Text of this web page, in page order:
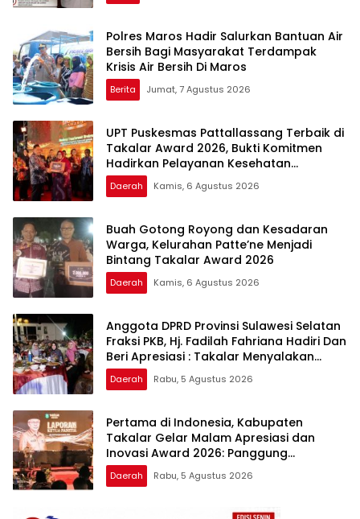
Polres Maros Hadir Salurkan Bantuan Air
Bersih Bagi Masyarakat Terdampak
Krisis Air Bersih Di Maros
Berita Jumat, 7 Agustus 2026
UPT Puskesmas Pattallassang Terbaik di
Takalar Award 2026, Bukti Komitmen
Hadirkan Pelayanan Kesehatan
Berkualitas
Daerah Kamis, 6 Agustus 2026
Buah Gotong Royong dan Kesadaran
Warga, Kelurahan Patte’ne Menjadi
Bintang Takalar Award 2026
Daerah Kamis, 6 Agustus 2026
Anggota DPRD Provinsi Sulawesi Selatan
Fraksi PKB, Hj. Fadilah Fahriana Hadiri Dan
Beri Apresiasi : Takalar Menyalakan
Lentera Pengabdian Melalui Malam
Apresiasi dan Inovasi Award 2026
Daerah Rabu, 5 Agustus 2026
Pertama di Indonesia, Kabupaten
Takalar Gelar Malam Apresiasi dan
Inovasi Award 2026: Panggung
Penghargaan bagi Pelayan Publik
Berprestasi
Daerah Rabu, 5 Agustus 2026